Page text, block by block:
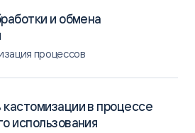
и обмена
процессов
в процессе
использования